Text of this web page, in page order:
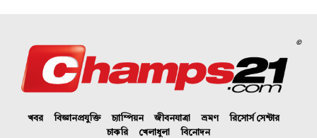
©
খবর বিজ্ঞানপ্রযুক্তি চ্যাম্পিয়ন জীবনযাত্রা ভ্রমণ
রিসোর্স সেন্টার
চাকরি
খেলাধুলা বিনোদন